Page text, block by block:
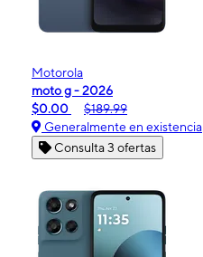
Motorola
moto g - 2026
$0.00
$189.99
Generalmente en existencia
Consulta 3 ofertas